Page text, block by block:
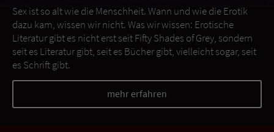
Sex ist so alt wie die Menschheit. Wann und wie die Erotik
dazu kam, wissen wir nicht. Was wir wissen: Erotische
Literatur gibt es nicht erst seit Fifty Shades of Grey, sondern
seit es Literatur gibt, seit es Bücher gibt, vielleicht sogar, seit
es Schrift gibt.
mehr erfahren